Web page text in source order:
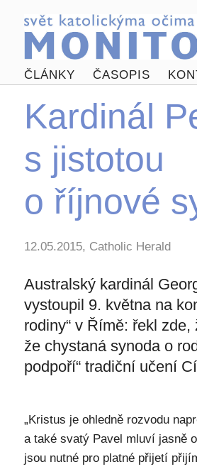
ČLÁNKY ČASOPIS
Kardinál
s jistotou
o říjnové
12.05.2015, Catholic Herald
Australský kardinál
vystoupil 9. května na
rodiny“ v Římě: řekl zde,
že chystaná synoda o
podpoří“ tradiční učení
„Kristus je ohledně rozvodu
a také svatý Pavel mluví jasně
jsou nutné pro platné přijetí